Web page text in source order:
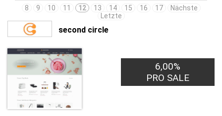
8
9 10 11 12 13 14 15 16 17
Nächste
Letzte
second circle
6,00%
PRO SALE